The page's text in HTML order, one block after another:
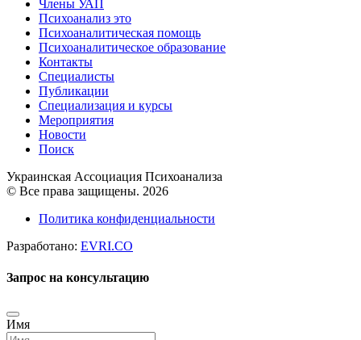
Члены УАП
Психоанализ это
Психоаналитическая помощь
Психоаналитическое образование
Контакты
Специалисты
Публикации
Специализация и курсы
Мероприятия
Новости
Поиск
Украинская Ассоциация Психоанализа
© Все права защищены. 2026
Политика конфиденциальности
Разработано: EVRI.CO
Запрос на консультацию
Имя